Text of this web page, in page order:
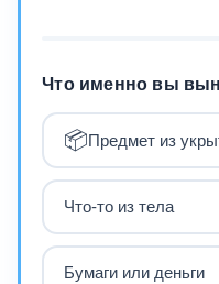
Что именно вы
📦Предмет из
Что-то из тела
Бумаги или деньги